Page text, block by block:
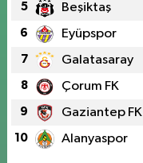
5 Beşiktaş
6 Eyüpspor
7 Galatasaray
8 Çorum FK
9 Gaziantep FK
10 Alanyaspor